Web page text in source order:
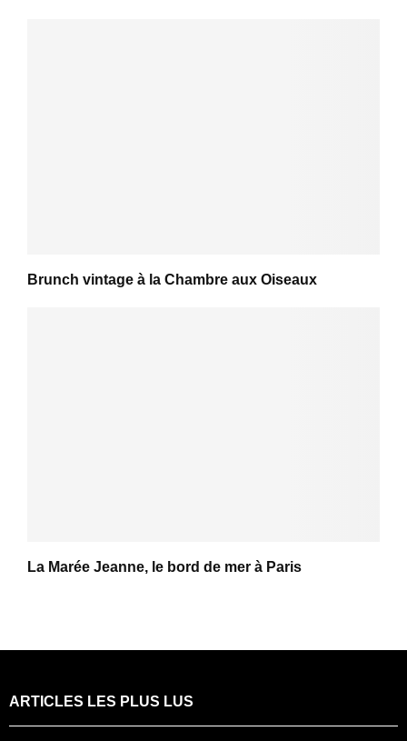
Brunch vintage à la Chambre aux Oiseaux
La Marée Jeanne, le bord de mer à Paris
ARTICLES LES PLUS LUS